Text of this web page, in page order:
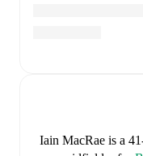
Iain MacRae is a